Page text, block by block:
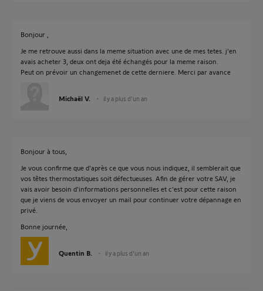
Bonjour ,
Je me retrouve aussi dans la meme situation avec une de mes tetes. j'en
avais acheter 3, deux ont deja été échangés pour la meme raison.
Peut on prévoir un changemenet de cette derniere. Merci par avance
Michaël V. il y a plus d'un an
Bonjour à tous,
Je vous confirme que d'après ce que vous nous indiquez, il semblerait que
vos têtes thermostatiques soit défectueuses. Afin de gérer votre SAV, je
vais avoir besoin d'informations personnelles et c'est pour cette raison
que je viens de vous envoyer un mail pour continuer votre dépannage en
privé.
Bonne journée,
Quentin B. il y a plus d'un an